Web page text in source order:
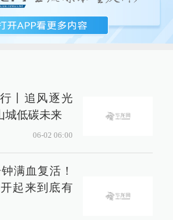
丨追风逐光
城低碳未来
06-02 06:00
满血复活！
起来到底有